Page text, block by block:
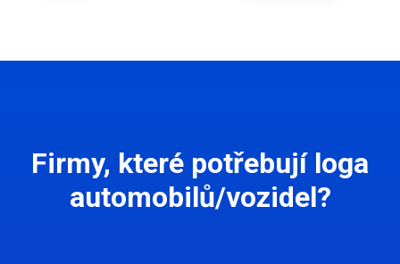
Firmy, které potřebují loga
automobilů/vozidel?